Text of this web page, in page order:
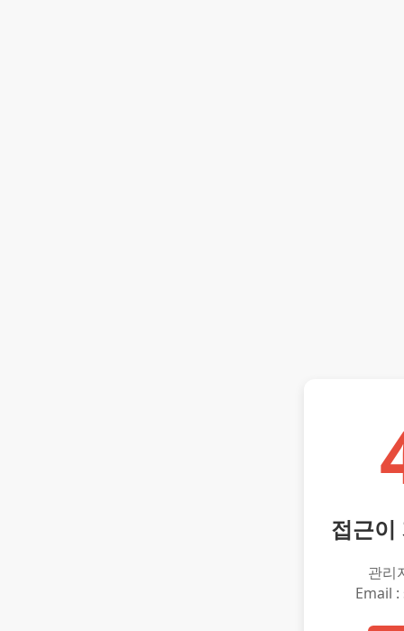
접근이
관리
Email